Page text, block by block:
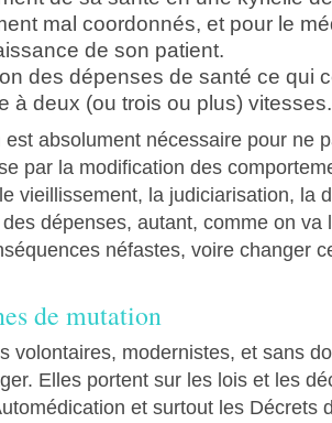
mal coordonnés, et pour le
de son patient.
des dépenses de santé ce qui
à deux (ou trois ou plus) vitesses.
est absolument nécessaire pour ne
par la modification des
vieillissement, la judiciarisation, la
des dépenses, autant, comme on
néfastes, voire changer
de mutation
volontaires, modernistes, et sans
Elles portent sur les lois et les
et surtout les Décrets